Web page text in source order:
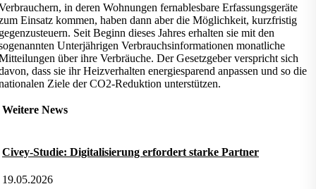
in deren Wohnungen fernablesbare Erfassungsgeräte
Einsatz kommen, haben dann aber die Möglichkeit, kurzfristig
Seit Beginn dieses Jahres erhalten sie mit den
Unterjährigen Verbrauchsinformationen monatliche
über ihre Verbräuche. Der Gesetzgeber verspricht sich
dass sie ihr Heizverhalten energiesparend anpassen und so die
Ziele der CO2-Reduktion unterstützen.
Weitere News
Civey-Studie: Digitalisierung erfordert starke Partner
19.05.2026